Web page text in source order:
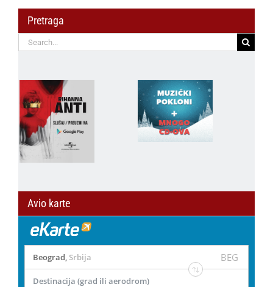
Pretraga
Search
for:
Avio karte
Beograd, Srbija BEG
Destinacija (grad ili aerodrom)